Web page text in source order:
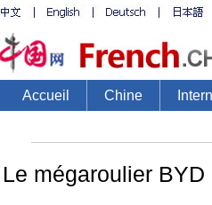
Accueil Chine
Le mégaroulier